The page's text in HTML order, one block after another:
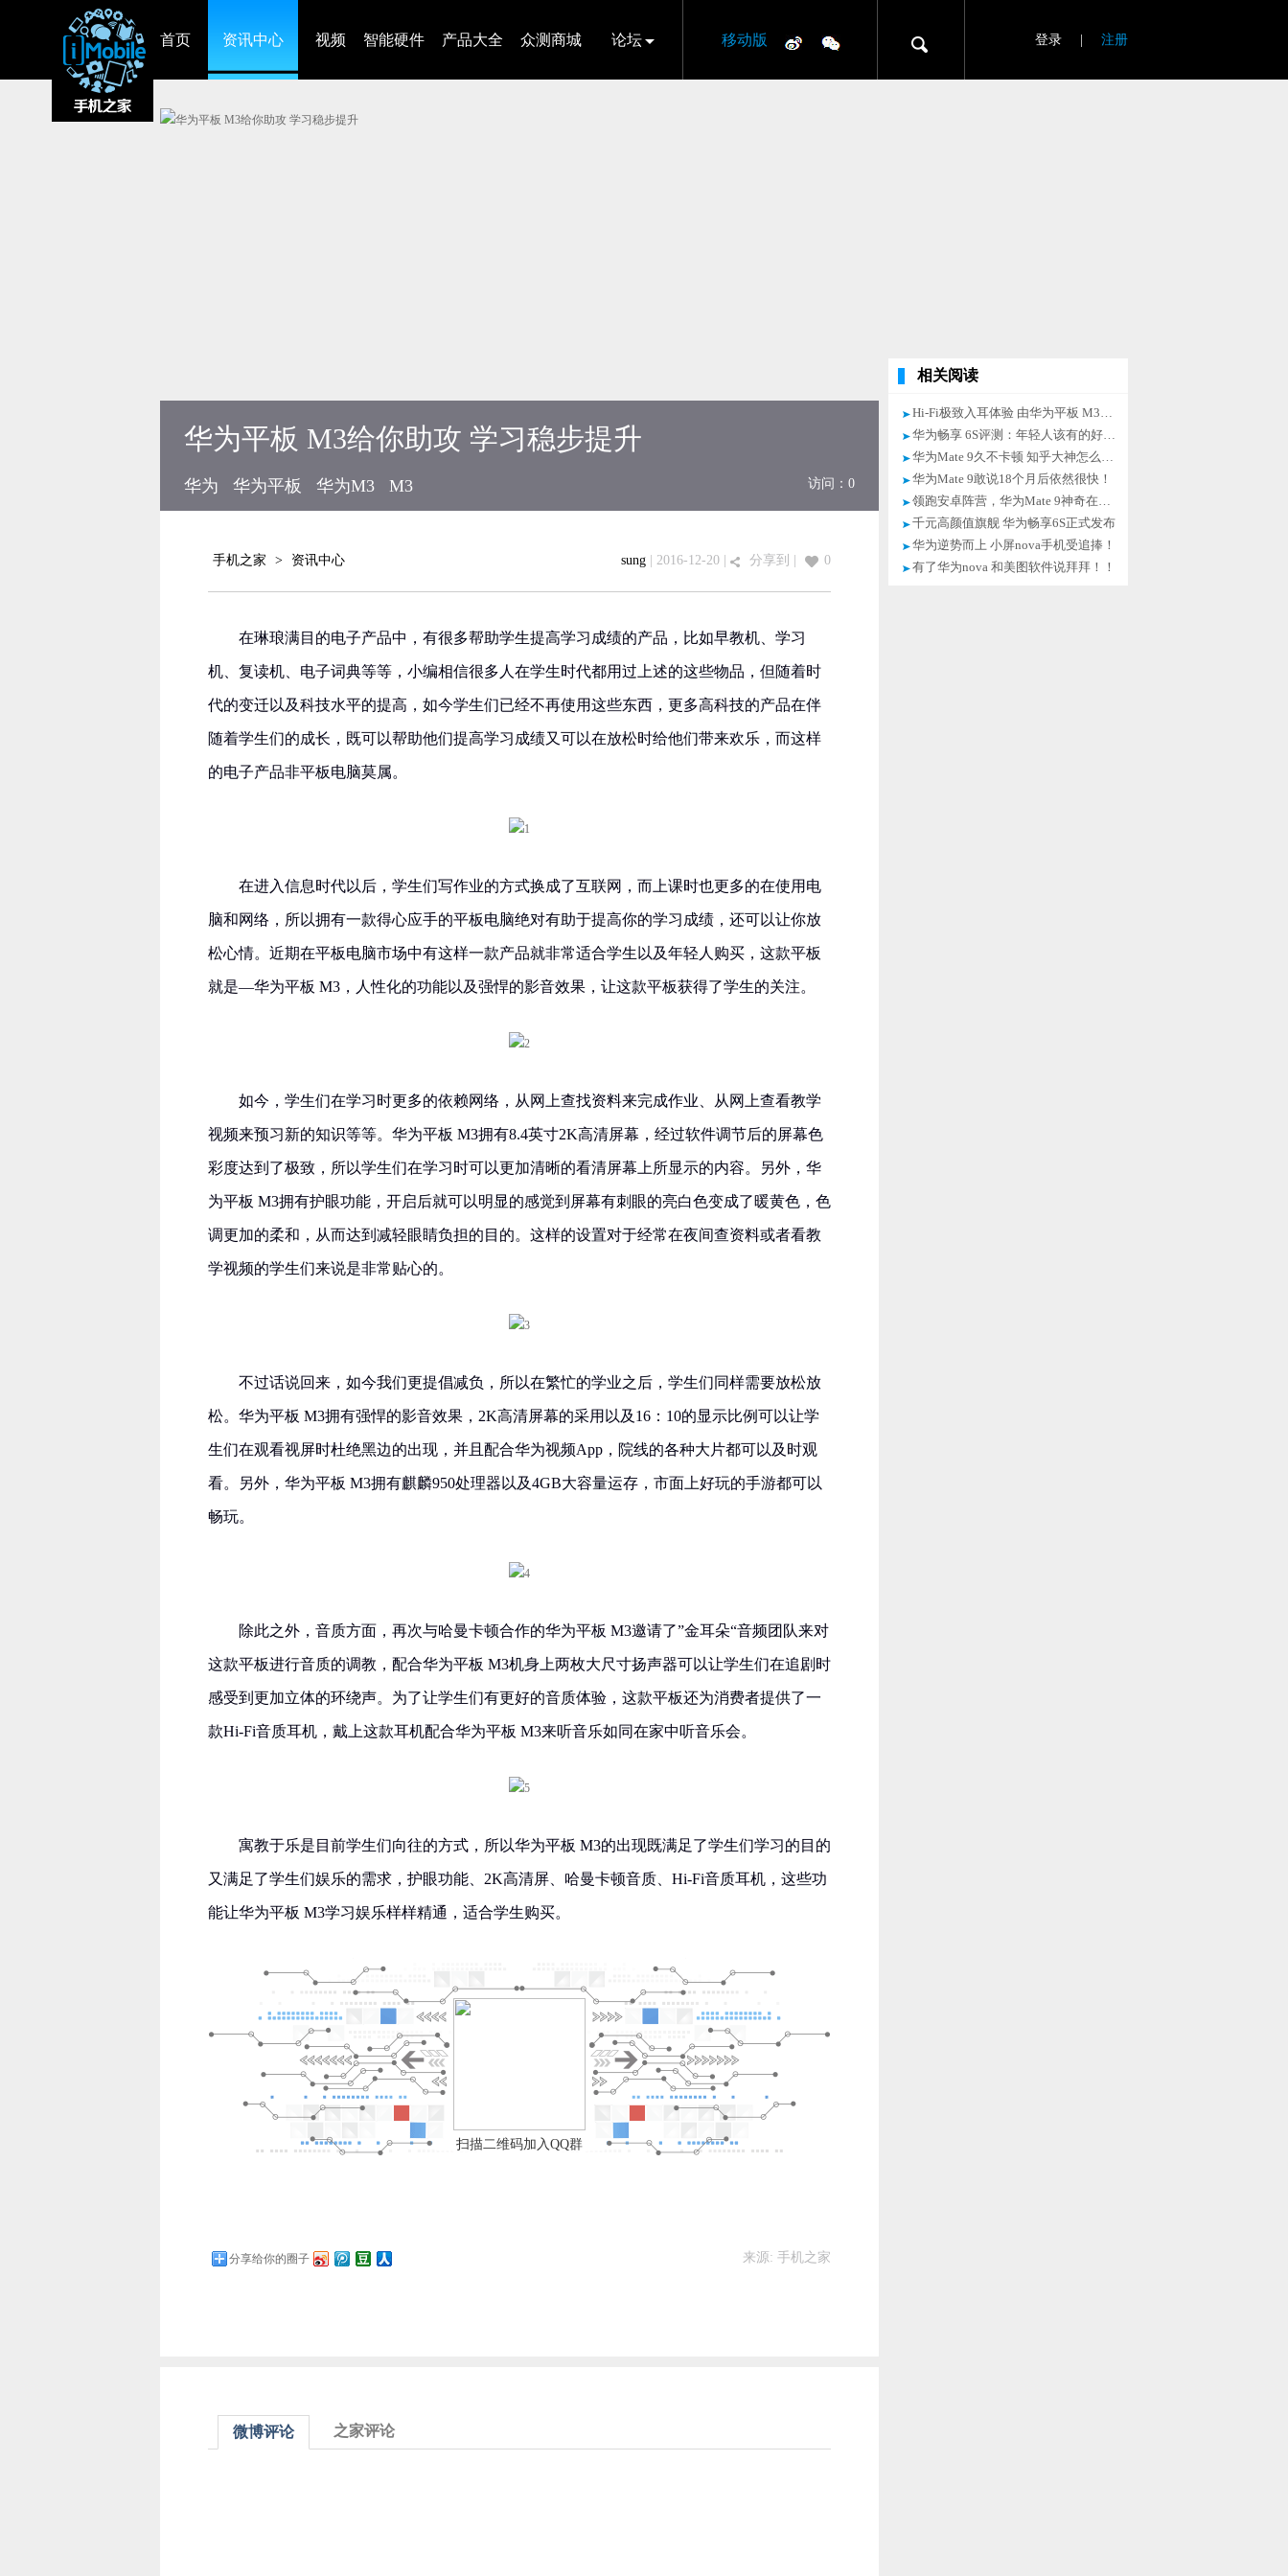
首页 资讯中心 视频 智能硬件 产品大全 众测商城 论坛 移动版 登录 注册
华为平板 M3给你助攻 学习稳步提升
华为 华为平板 华为M3 M3 访问： 0
手机之家 > 资讯中心 sung | 2016-12-20 | 分享到 0
在琳琅满目的电子产品中，有很多帮助学生提高学习成绩的产品，比如早教机、学习
机、复读机、电子词典等等，小编相信很多人在学生时代都用过上述的这些物品，但随着时
代的变迁以及科技水平的提高，如今学生们已经不再使用这些东西，更多高科技的产品在伴
随着学生们的成长，既可以帮助他们提高学习成绩又可以在放松时给他们带来欢乐，而这样
的电子产品非平板电脑莫属。
在进入信息时代以后，学生们写作业的方式换成了互联网，而上课时也更多的在使用电
脑和网络，所以拥有一款得心应手的平板电脑绝对有助于提高你的学习成绩，还可以让你放
松心情。近期在平板电脑市场中有这样一款产品就非常适合学生以及年轻人购买，这款平板
就是—华为平板 M3，人性化的功能以及强悍的影音效果，让这款平板获得了学生的关注。
如今，学生们在学习时更多的依赖网络，从网上查找资料来完成作业、从网上查看教学
视频来预习新的知识等等。华为平板 M3拥有8.4英寸2K高清屏幕，经过软件调节后的屏幕色
彩度达到了极致，所以学生们在学习时可以更加清晰的看清屏幕上所显示的内容。另外，华
为平板 M3拥有护眼功能，开启后就可以明显的感觉到屏幕有刺眼的亮白色变成了暖黄色，色
调更加的柔和，从而达到减轻眼睛负担的目的。这样的设置对于经常在夜间查资料或者看教
学视频的学生们来说是非常贴心的。
不过话说回来，如今我们更提倡减负，所以在繁忙的学业之后，学生们同样需要放松放
松。华为平板 M3拥有强悍的影音效果，2K高清屏幕的采用以及16：10的显示比例可以让学
生们在观看视屏时杜绝黑边的出现，并且配合华为视频App，院线的各种大片都可以及时观
看。另外，华为平板 M3拥有麒麟950处理器以及4GB大容量运存，市面上好玩的手游都可以
畅玩。
除此之外，音质方面，再次与哈曼卡顿合作的华为平板 M3邀请了”金耳朵“音频团队来对
这款平板进行音质的调教，配合华为平板 M3机身上两枚大尺寸扬声器可以让学生们在追剧时
感受到更加立体的环绕声。为了让学生们有更好的音质体验，这款平板还为消费者提供了一
款Hi-Fi音质耳机，戴上这款耳机配合华为平板 M3来听音乐如同在家中听音乐会。
寓教于乐是目前学生们向往的方式，所以华为平板 M3的出现既满足了学生们学习的目的
又满足了学生们娱乐的需求，护眼功能、2K高清屏、哈曼卡顿音质、Hi-Fi音质耳机，这些功
能让华为平板 M3学习娱乐样样精通，适合学生购买。
扫描二维码加入QQ群
分享给你的圈子 来源: 手机之家
微博评论 之家评论
相关阅读
Hi-Fi极致入耳体验 由华为平板 M3带来
华为畅享 6S评测：年轻人该有的好手机
华为Mate 9久不卡顿 知乎大神怎么分析
华为Mate 9敢说18个月后依然很快！
领跑安卓阵营，华为Mate 9神奇在哪里
千元高颜值旗舰 华为畅享6S正式发布
华为逆势而上 小屏nova手机受追捧！
有了华为nova 和美图软件说拜拜！！